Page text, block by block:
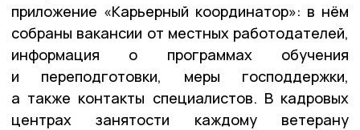
приложение «Карьерный координатор»: в нём
собраны вакансии от местных работодателей,
информация о программах обучения
и переподготовки, меры господдержки,
а также контакты специалистов. В кадровых
центрах занятости каждому ветерану